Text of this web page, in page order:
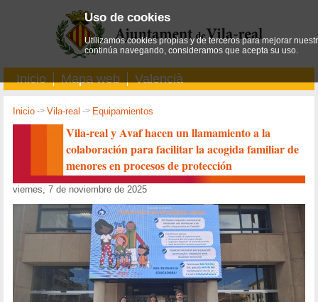
Inicio Mapa web Valencià
Inicio ->Vila-real -> Equipamientos
Vila-real y Avaf hacen un llamamiento a la
colaboración para facilitar la acogida familiar de
menores en procesos de protección
viernes, 7 de noviembre de 2025
Uso de cookies
Utilizamos cookies propias y de terceros para mejorar
continúa navegando, consideramos que acepta su uso.